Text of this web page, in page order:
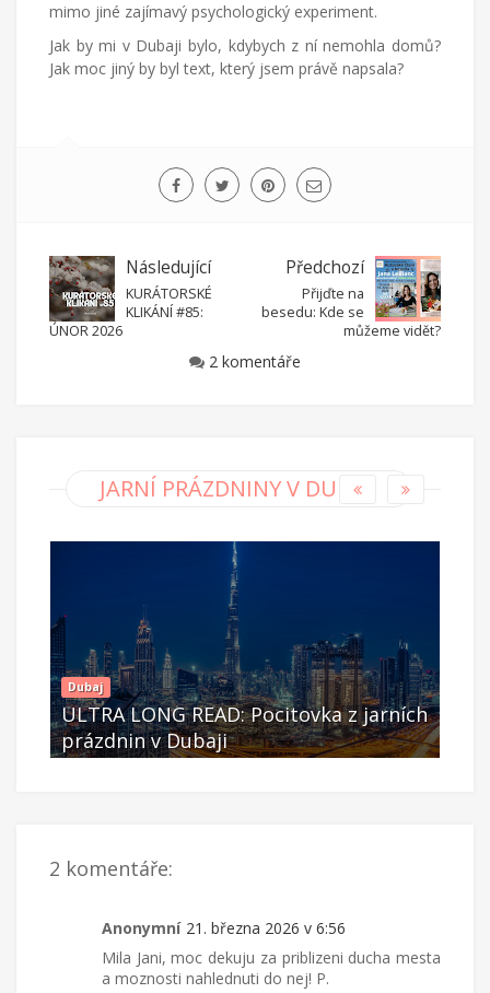
mimo jiné zajímavý psychologický experiment.
Jak by mi v Dubaji bylo, kdybych z ní nemohla domů?
Jak moc jiný by byl text, který jsem právě napsala?
Následující
KURÁTORSKÉ
KLIKÁNÍ #85:
ÚNOR 2026
Předchozí
Přijďte na
besedu: Kde se
můžeme vidět?
2 komentáře
JARNÍ PRÁZDNINY V DUBAJI
Dubaj
ULTRA LONG READ: Pocitovka z jarních
prázdnin v Dubaji
2 komentáře:
Anonymní 21. března 2026 v 6:56
Mila Jani, moc dekuju za priblizeni ducha mesta
a moznosti nahlednuti do nej! P.